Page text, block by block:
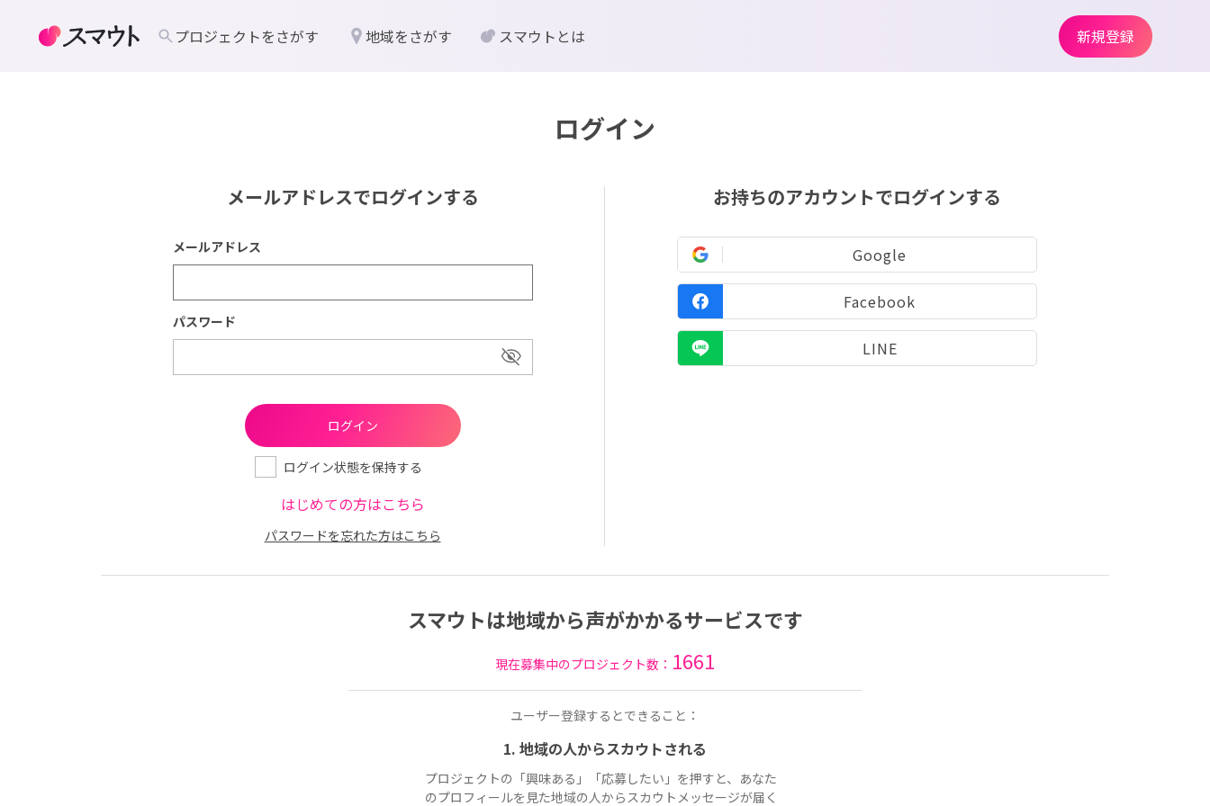
ログイン
メールアドレスでログインする
メールアドレス
パスワード
ログイン状態を保持する
はじめての方はこちら
パスワードを忘れた方はこちら
お持ちのアカウントでログインする
Google
Facebook
LINE
スマウトは地域から声がかかるサービスです
現在募集中のプロジェクト数： 1661
ユーザー登録するとできること：
1. 地域の人からスカウトされる
プロジェクトの「興味ある」「応募したい」を押すと、あなた
のプロフィールを見た地域の人からスカウトメッセージが届く
プロジェクトをさがす 地域をさがす スマウトとは 新規登録